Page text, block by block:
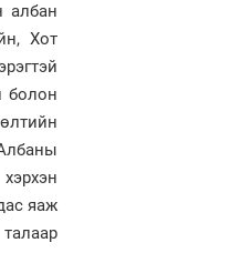
албан
Хот
болон
яаж